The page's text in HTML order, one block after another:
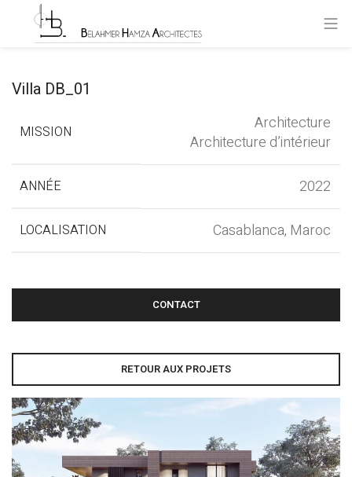
Villa DB_01
MISSION
Architecture
Architecture d’intérieur
ANNÉE 2022
LOCALISATION Casablanca, Maroc
CONTACT
RETOUR AUX PROJETS